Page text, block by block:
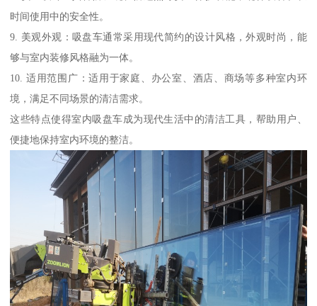
时间使用中的安全性。
9. 美观外观：吸盘车通常采用现代简约的设计风格，外观时尚，能
够与室内装修风格融为一体。
10. 适用范围广：适用于家庭、办公室、酒店、商场等多种室内环
境，满足不同场景的清洁需求。
这些特点使得室内吸盘车成为现代生活中的清洁工具，帮助用户、
便捷地保持室内环境的整洁。